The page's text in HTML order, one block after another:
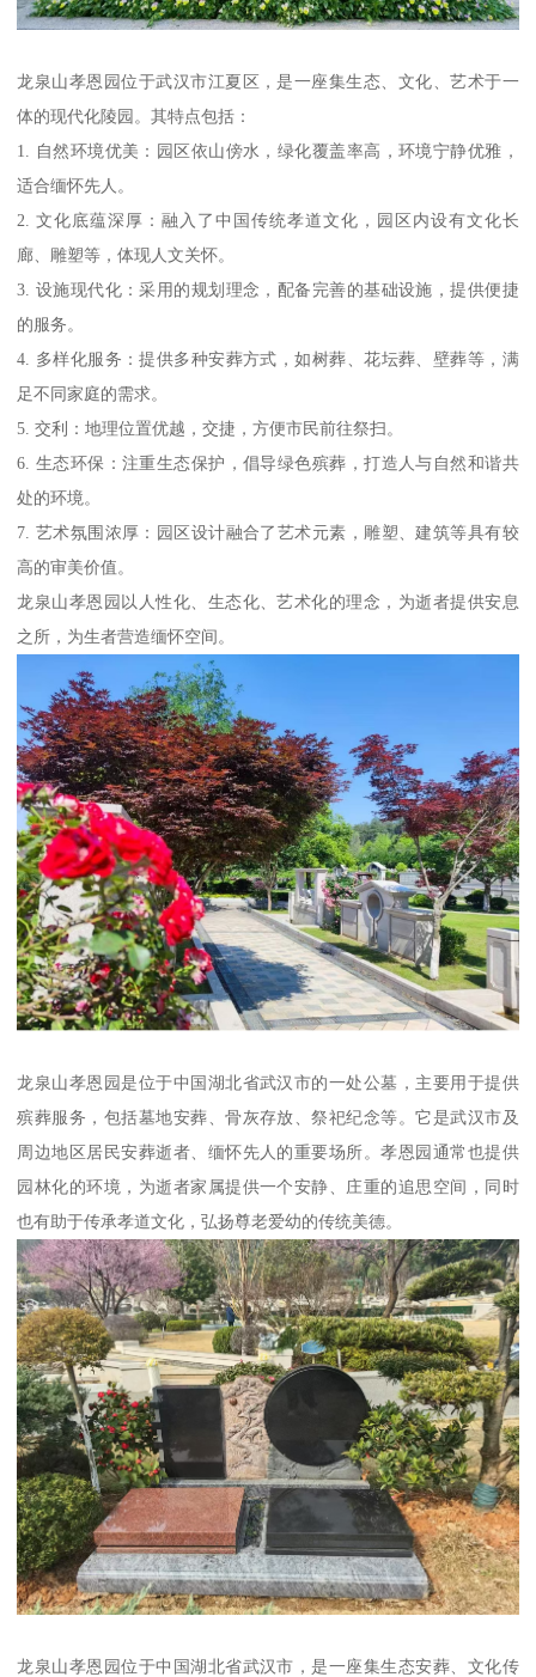
龙泉山孝恩园位于武汉市江夏区，是一座集生态、文化、艺术于一
体的现代化陵园。其特点包括：
1. 自然环境优美：园区依山傍水，绿化覆盖率高，环境宁静优雅，
适合缅怀先人。
2. 文化底蕴深厚：融入了中国传统孝道文化，园区内设有文化长
廊、雕塑等，体现人文关怀。
3. 设施现代化：采用的规划理念，配备完善的基础设施，提供便捷
的服务。
4. 多样化服务：提供多种安葬方式，如树葬、花坛葬、壁葬等，满
足不同家庭的需求。
5. 交利：地理位置优越，交捷，方便市民前往祭扫。
6. 生态环保：注重生态保护，倡导绿色殡葬，打造人与自然和谐共
处的环境。
7. 艺术氛围浓厚：园区设计融合了艺术元素，雕塑、建筑等具有较
高的审美价值。
龙泉山孝恩园以人性化、生态化、艺术化的理念，为逝者提供安息
之所，为生者营造缅怀空间。
龙泉山孝恩园是位于中国湖北省武汉市的一处公墓，主要用于提供
殡葬服务，包括墓地安葬、骨灰存放、祭祀纪念等。它是武汉市及
周边地区居民安葬逝者、缅怀先人的重要场所。孝恩园通常也提供
园林化的环境，为逝者家属提供一个安静、庄重的追思空间，同时
也有助于传承孝道文化，弘扬尊老爱幼的传统美德。
龙泉山孝恩园位于中国湖北省武汉市，是一座集生态安葬、文化传